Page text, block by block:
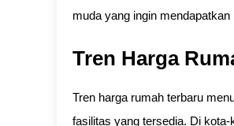
muda yang ingin
Tren Harga
Tren harga rumah terbaru
fasilitas yang tersedia. Di